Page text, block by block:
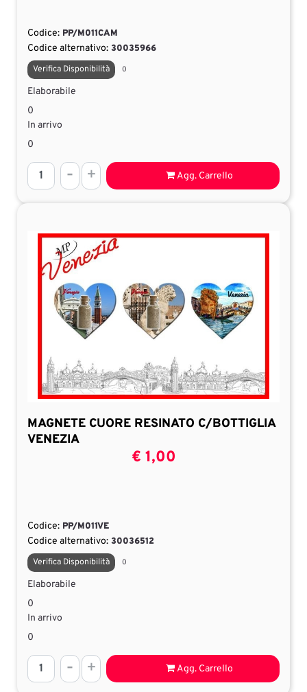
Codice: PP/M011CAM
Codice alternativo: 30035966
Verifica Disponibilità
0
Elaborabile
0
In arrivo
0
Quantità
Agg. Carrello
MAGNETE CUORE RESINATO C/BOTTIGLIA
VENEZIA
€ 1,00
Codice: PP/M011VE
Codice alternativo: 30036512
Verifica Disponibilità
0
Elaborabile
0
In arrivo
0
Quantità
Agg. Carrello